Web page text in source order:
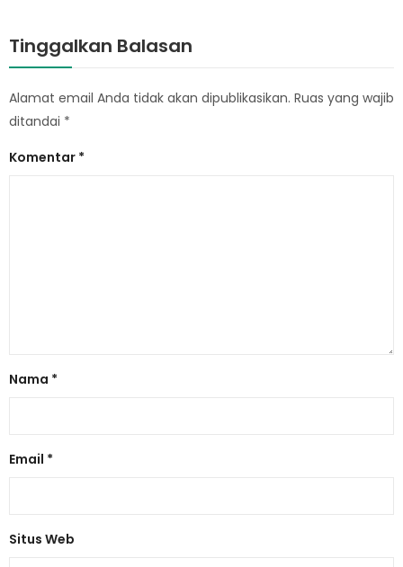
Tinggalkan Balasan
Alamat email Anda tidak akan dipublikasikan. Ruas yang wajib
ditandai *
Komentar *
Nama *
Email *
Situs Web